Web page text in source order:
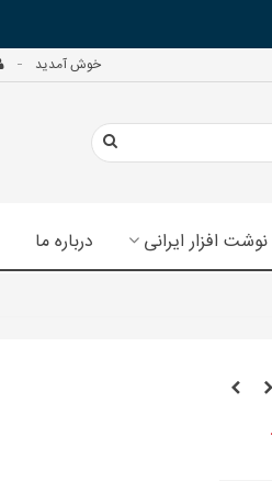
خوش آمدید
نوشت افزار ایرانی درباره ما